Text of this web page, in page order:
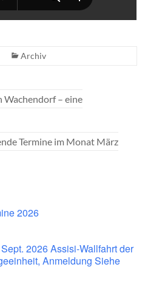
Archiv
Wachendorf – eine
Termine im Monat März
2026
2026 Assisi-Wallfahrt der
Anmeldung Siehe